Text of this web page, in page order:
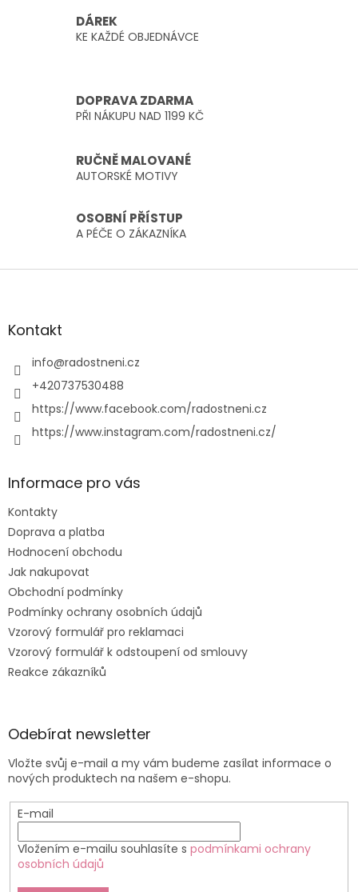
d
a
r
v
v
i
s
u
DÁREK
KE KAŽDÉ OBJEDNÁVCE
DOPRAVA ZDARMA
PŘI NÁKUPU NAD 1199 KČ
RUČNĚ MALOVANÉ
AUTORSKÉ MOTIVY
OSOBNÍ PŘÍSTUP
A PÉČE O ZÁKAZNÍKA
Z
aKontakt
info@radostneni.cz
+420737530488
https://www.facebook.com/radostneni.cz
https://www.instagram.com/radostneni.cz/
Informace pro vás
Kontakty
Doprava a platba
Hodnocení obchodu
Jak nakupovat
Obchodní podmínky
Podmínky ochrany osobních údajů
Vzorový formulář pro reklamaci
Vzorový formulář k odstoupení od smlouvy
Reakce zákazníků
Odebírat newsletter
Vložte svůj e-mail a my vám budeme zasílat informace o
nových produktech na našem e-shopu.
E-mail
Vložením e-mailu souhlasíte s podmínkami ochrany
osobních údajů